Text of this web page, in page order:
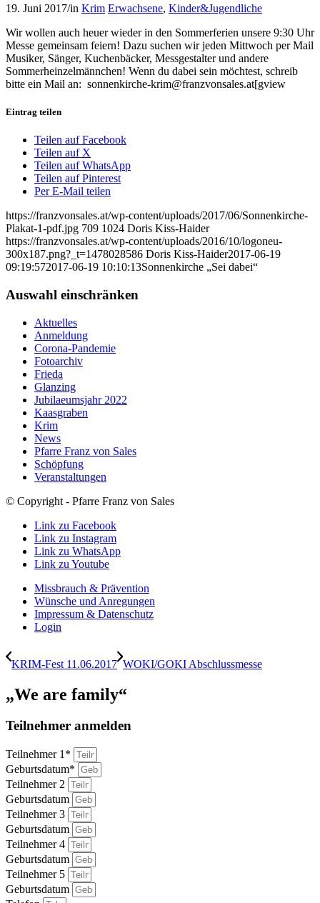
19. Juni 2017/in Krim Erwachsene, Kinder&Jugendliche
Wir wollen auch heuer wieder in den Sommerferien unsere 9:30 Uhr
Messe gemeinsam feiern! Dazu suchen wir jeden Mittwoch per Mail
Musiker, Sänger, Kuchenbäcker, Messgestalter und andere
Sommerheinzelmännchen! Wenn du dabei sein möchtest, schreib
bitte ein Mail an: sonnenkirche-krim@franzvonsales.at[gview
Eintrag teilen
Teilen auf Facebook
Teilen auf X
Teilen auf WhatsApp
Teilen auf Pinterest
Per E-Mail teilen
https://franzvonsales.at/wp-content/uploads/2017/06/Sonnenkirche-
Plakat-1-pdf.jpg 709 1024 Doris Kiss-Haider
https://franzvonsales.at/wp-content/uploads/2016/10/logoneu-
300x187.png?_t=1478028586 Doris Kiss-Haider2017-06-19
09:19:572017-06-19 10:10:13Sonnenkirche „Sei dabei“
Auswahl einschränken
Aktuelles
Anmeldung
Corona-Pandemie
Fotoarchiv
Frieda
Glanzing
Jubilaeumsjahr 2022
Kaasgraben
Krim
News
Pfarre Franz von Sales
Schöpfung
Veranstaltungen
© Copyright - Pfarre Franz von Sales
Link zu Facebook
Link zu Instagram
Link zu WhatsApp
Link zu Youtube
Missbrauch & Prävention
Wünsche und Anregungen
Impressum & Datenschutz
Login
KRIM-Fest 11.06.2017 WOKI/GOKI Abschlussmesse
„We are family“
Teilnehmer anmelden
Teilnehmer 1*
Geburtsdatum*
Teilnehmer 2
Geburtsdatum
Teilnehmer 3
Geburtsdatum
Teilnehmer 4
Geburtsdatum
Teilnehmer 5
Geburtsdatum